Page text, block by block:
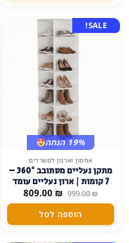
SALE!
19% הנחה
אחסון וארגון למשרדים
מתקן נעליים מסתובב 360° –
7 קומות | ארון נעליים עומד
לבן 162 ס"מ (קוטר 60 ס"מ) 999.00₪ המחיר
המקורי
היה:
999.00 ₪.
809.00 ₪ המחיר
הנוכחי
הוא:
809.00 ₪. הוספה לסל